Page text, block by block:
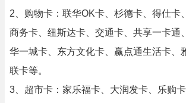
2、购物卡：联华OK卡、杉德卡、得仕卡
商务卡、纽斯达卡、交通卡、共享一卡通
华一城卡、东方文化卡、赢点通生活卡、
联卡等。
3、超市卡：家乐福卡、大润发卡、乐购卡